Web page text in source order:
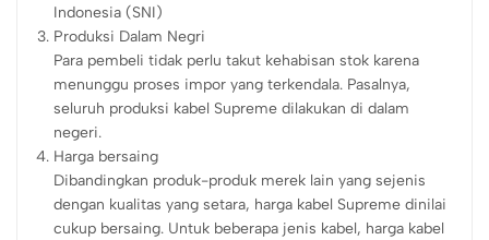
Indonesia (SNI)
Produksi Dalam Negri
Para pembeli tidak perlu takut kehabisan stok karena
menunggu proses impor yang terkendala. Pasalnya,
seluruh produksi kabel Supreme dilakukan di dalam
negeri.
Harga bersaing
Dibandingkan produk-produk merek lain yang sejenis
dengan kualitas yang setara, harga kabel Supreme dinilai
cukup bersaing. Untuk beberapa jenis kabel, harga kabel